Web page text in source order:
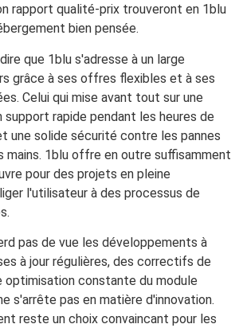
rapport qualité-prix trouveront en 1blu
bien pensée.
que 1blu s'adresse à un large
grâce à ses offres flexibles et à ses
Celui qui mise avant tout sur une
support rapide pendant les heures de
une solide sécurité contre les pannes
mains. 1blu offre en outre suffisamment
pour des projets en pleine
l'utilisateur à des processus de
pas de vue les développements à
à jour régulières, des correctifs de
optimisation constante du module
s'arrête pas en matière d'innovation.
reste un choix convaincant pour les